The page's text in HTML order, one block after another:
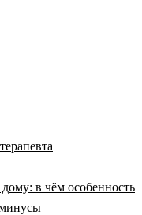
в чём особенность